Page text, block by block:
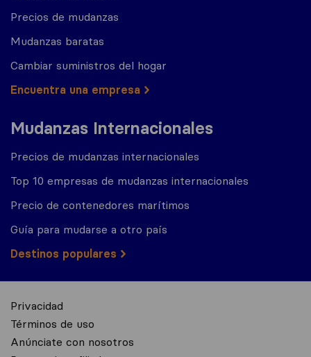
Precios de mudanzas
Mudanzas baratas
Cambiar suministros del hogar
Encuentra una empresa
Mudanzas Internacionales
Precios de mudanzas internacionales
Top 10 empresas de mudanzas internacionales
Precio de contenedores marítimos
Guía para mudarse a otro país
Destinos populares
Privacidad
Términos de uso
Anúnciate con nosotros